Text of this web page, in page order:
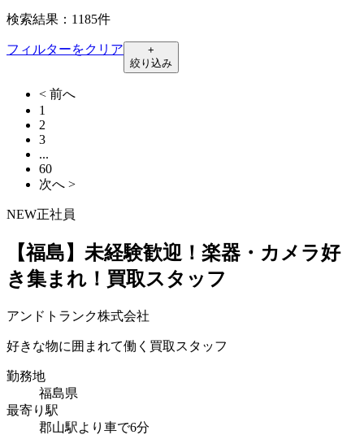
検索結果：1185件
フィルターをクリア
+
絞り込み
< 前へ
1
2
3
...
60
次へ >
NEW正社員
【福島】未経験歓迎！楽器・カメラ好
き集まれ！買取スタッフ
アンドトランク株式会社
好きな物に囲まれて働く買取スタッフ
勤務地
福島県
最寄り駅
郡山駅より車で6分